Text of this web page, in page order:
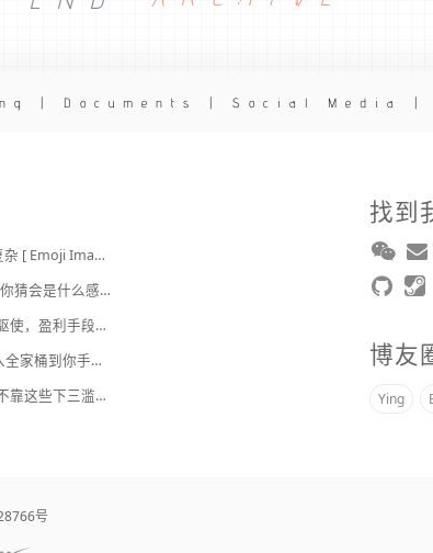
| Documents | Social Media |
2broear : @J.sky , 我靠.. 心情复杂 [ Emoji Image ]
J.sky : 时隔 20 多年遇到前任，你猜会是什么感觉？前几天和老婆去超市，巧不巧老婆去看其他商品了，就这么两分钟的功夫，我和前任迎面相遇，我看了一眼她，她也看到我了，谁都没说话，我感觉她恐慌的逃走了。我们擦肩而过，按道理这个年龄本不应该两个人单独在超市相遇，除非单身。所以，我猜她离婚了？搞不好她可能以为我也离婚了？哈哈哈
2broear : @美樂地 , 都是利益驱使，盈利手段不行
美樂地 : 国内APP，巴不得塞入全家桶到你手机，我更喜欢国外的小而美软件
2broear : @紫慕 , 人苹果压根不靠这些下三滥手段挣钱，等等又要说我大清自有国情在此了😂..
找到
博友
Ying
号